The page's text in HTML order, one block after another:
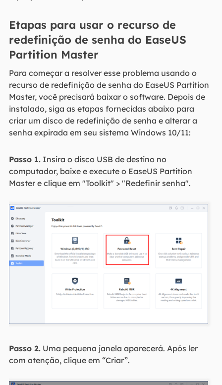
Etapas para usar o recurso de
redefinição de senha do EaseUS
Partition Master
Para começar a resolver esse problema usando o
recurso de redefinição de senha do EaseUS Partition
Master, você precisará baixar o software. Depois de
instalado, siga as etapas fornecidas abaixo para
criar um disco de redefinição de senha e alterar a
senha expirada em seu sistema Windows 10/11:
Passo 1.Insira o disco USB de destino no
computador, baixe e execute o EaseUS Partition
Master e clique em "Toolkit" > "Redefinir senha".
Passo 2.Uma pequena janela aparecerá. Após ler
com atenção, clique em “Criar”.